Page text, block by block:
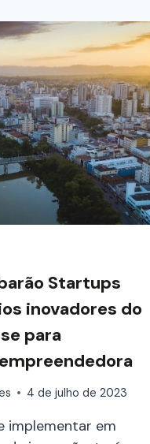
Startups
inovadores do
para
4 de julho de 2023
implementar em